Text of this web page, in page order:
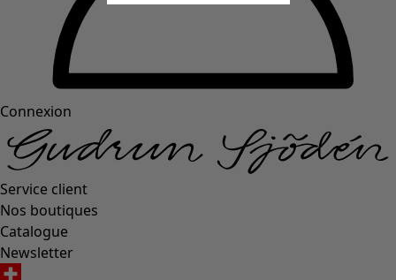
Connexion
Service client
Nos boutiques
Catalogue
Newsletter